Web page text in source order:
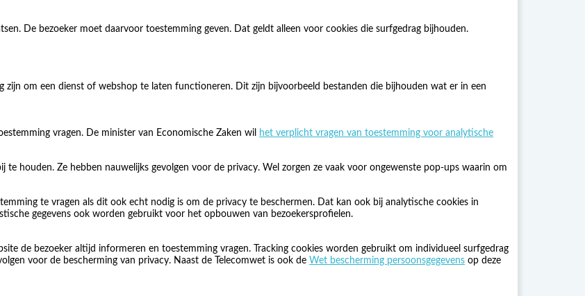
De bezoeker moet daarvoor toestemming geven. Dat geldt alleen voor cookies die surfgedrag bijhouden.
zijn om een dienst of webshop te laten functioneren. Dit zijn bijvoorbeeld bestanden die bijhouden wat er in een
vragen. De minister van Economische Zaken wil
het verplicht vragen van toestemming voor analytische
te houden. Ze hebben nauwelijks gevolgen voor de privacy. Wel zorgen ze vaak voor ongewenste pop-ups waarin om
te vragen als dit ook echt nodig is om de privacy te beschermen. Dat kan ook bij analytische cookies in
gegevens ook worden gebruikt voor het opbouwen van bezoekersprofielen.
de bezoeker altijd informeren en toestemming vragen. Tracking cookies worden gebruikt om individueel surfgedrag
voor de bescherming van privacy. Naast de Telecomwet is ook de Wet bescherming persoonsgegevens op deze